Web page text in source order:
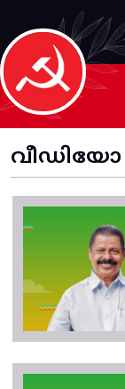
Skip to main
വീഡിയോ